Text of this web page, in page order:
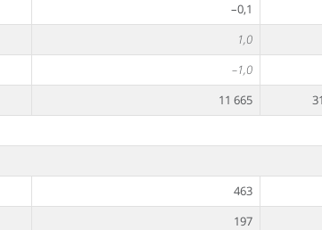
–0,1
1,0
–1,0
11 665
463
197